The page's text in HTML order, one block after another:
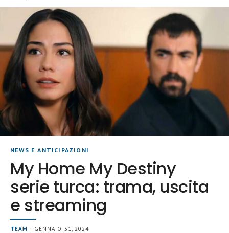
NEWS E ANTICIPAZIONI
My Home My Destiny
serie turca: trama, uscita
e streaming
TEAM | GENNAIO 31, 2024